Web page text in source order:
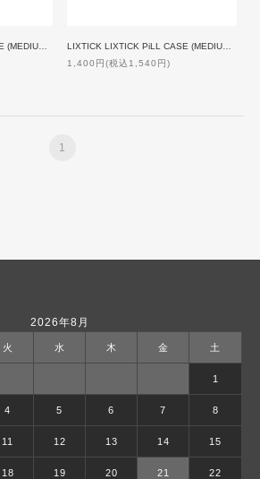
1,400円(税込1,540円)
1
2026年8月
火 水 木 金 土
1
4 5 6 7 8
11 12 13 14 15
18 19 20 21 22